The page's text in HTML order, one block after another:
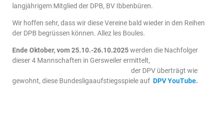
langjährigem Mitglied der DPB, BV Ibbenbüren.
Wir hoffen sehr, dass wir diese Vereine bald wieder in den Reihen
der DPB begrüssen können. Allez les Boules.
Ende Oktober, vom 25.10.-26.10.2025werden die Nachfolger
dieser 4 Mannschaften in Gersweiler ermittelt,
der DPV überträgt wie
gewohnt, diese Bundesligaaufstiegsspiele auf DPV YouTube.